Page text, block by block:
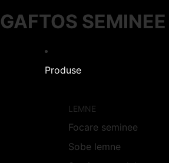
GAFTOS SEMINEE
Produse
LEMNE
Focare seminee
Sobe lemne